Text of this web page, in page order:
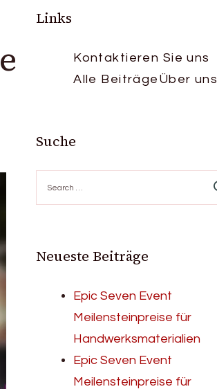
Links
Kontaktieren Sie uns
Alle Beiträge Über uns
Suche
for:
Neueste Beiträge
Epic Seven Event
Meilensteinpreise für
Handwerksmaterialien
Epic Seven Event
Meilensteinpreise für